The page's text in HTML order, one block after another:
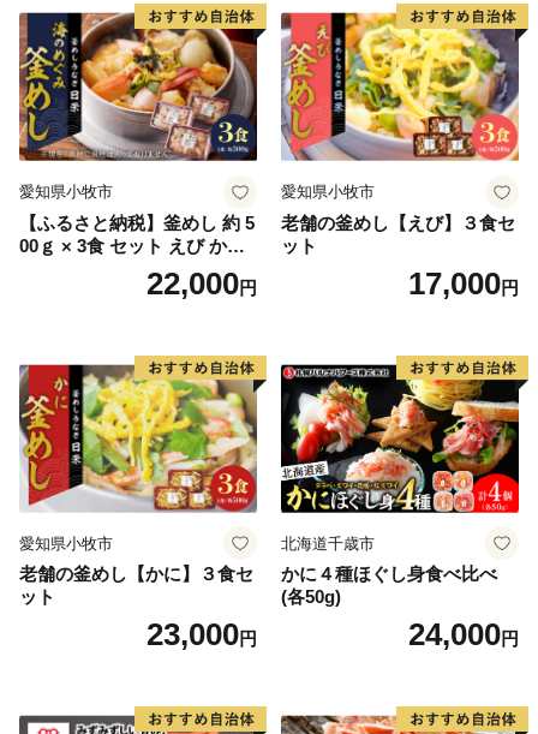
ています。
愛知県小牧市
【ふるさと納税】釜めし 約 5
00ｇ × 3食 セット えび かに
海のめぐみ 老舗 急速冷凍 レ
ンチン 時短 簡単調理 食品 加
せグルメ 愛知県 小牧市 送料
無料
22,000円
愛知県小牧市
老舗の釜めし【えび】３食セ
ット
17,000円
愛知県小牧市
老舗の釜めし【かに】３食セ
ット
23,000円
北海道千歳市
かに４種ほぐし身食べ比べ
(各50g)
24,000円